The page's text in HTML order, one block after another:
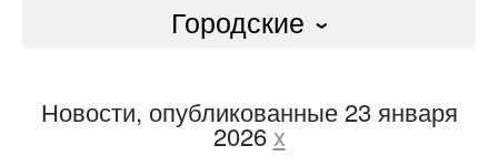
Городские
Слово Дело
Новости, опубликованные 23 января
2026 x